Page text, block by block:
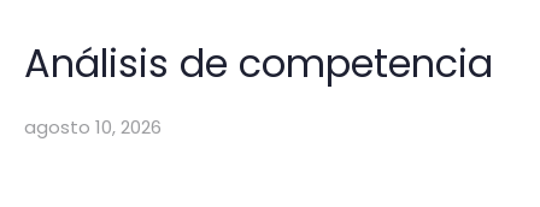
Análisis de competencia
agosto 10, 2026